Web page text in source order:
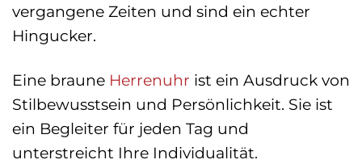
vergangene Zeiten und sind ein echter
Hingucker.
Eine braune Herrenuhr ist ein Ausdruck von
Stilbewusstsein und Persönlichkeit. Sie ist
ein Begleiter für jeden Tag und
unterstreicht Ihre Individualität.